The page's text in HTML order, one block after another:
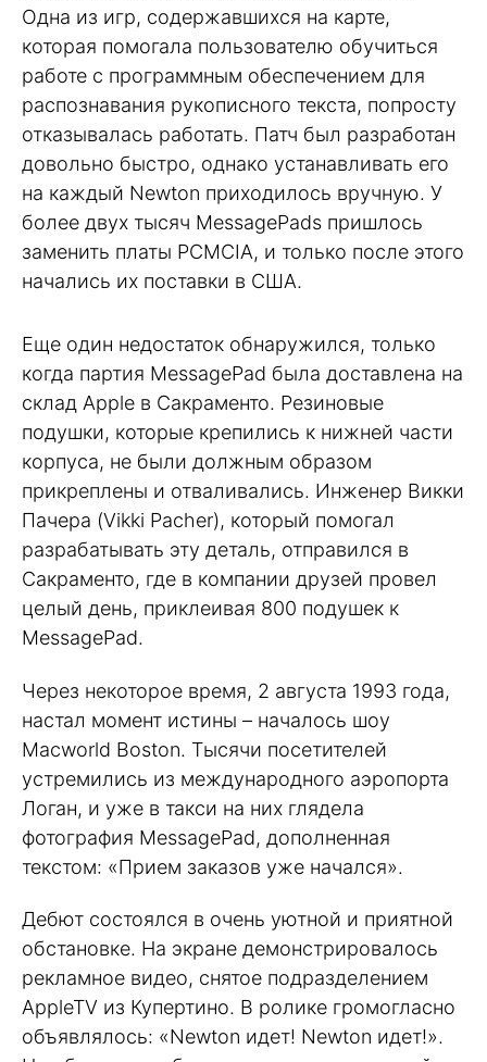
Одна из игр, содержавшихся на карте,
которая помогала пользователю обучиться
работе с программным обеспечением для
распознавания рукописного текста, попросту
отказывалась работать. Патч был разработан
довольно быстро, однако устанавливать его
на каждый Newton приходилось вручную. У
более двух тысяч MessagePads пришлось
заменить платы PCMCIA, и только после этого
начались их поставки в США.
Еще один недостаток обнаружился, только
когда партия MessagePad была доставлена на
склад Apple в Сакраменто. Резиновые
подушки, которые крепились к нижней части
корпуса, не были должным образом
прикреплены и отваливались. Инженер Викки
Пачера (Vikki Pacher), который помогал
разрабатывать эту деталь, отправился в
Сакраменто, где в компании друзей провел
целый день, приклеивая 800 подушек к
MessagePad.
Через некоторое время, 2 августа 1993 года,
настал момент истины – началось шоу
Macworld Boston. Тысячи посетителей
устремились из международного аэропорта
Логан, и уже в такси на них глядела
фотография MessagePad, дополненная
текстом: «Прием заказов уже начался».
Дебют состоялся в очень уютной и приятной
обстановке. На экране демонстрировалось
рекламное видео, снятое подразделением
AppleTV из Купертино. В ролике громогласно
объявлялось: «Newton идет! Newton идет!».